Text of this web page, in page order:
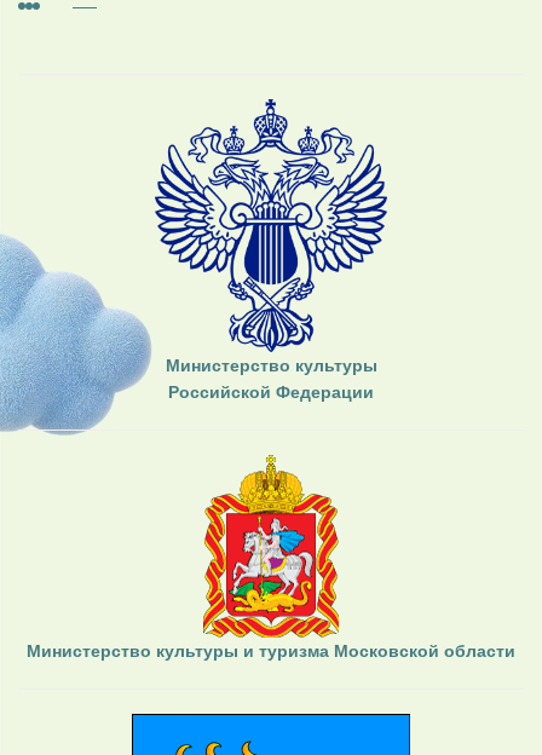
Министерство культуры
Российской Федерации
Министерство культуры и туризма Московской области